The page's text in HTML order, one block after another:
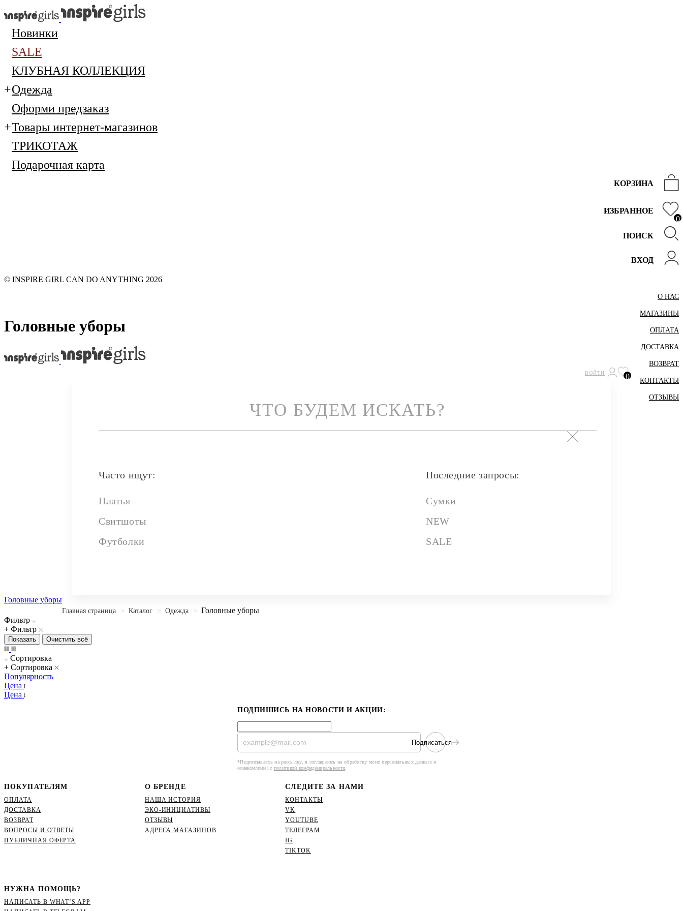
Новинки
SALE
КЛУБНАЯ КОЛЛЕКЦИЯ
Одежда
Оформи предзаказ
Товары интернет-магазинов
ТРИКОТАЖ
Подарочная карта
КОРЗИНА
ИЗБРАННОЕ
0
ПОИСК
ВХОД
© INSPIRE GIRL CAN DO ANYTHING 2026
О НАС
МАГАЗИНЫ
ОПЛАТА
ДОСТАВКА
ВОЗВРАТ
КОНТАКТЫ
ОТЗЫВЫ
Головные уборы
ВОЙТИ 0
Часто ищут:
Платья
Свитшоты
Футболки
Последние запросы:
Сумки
NEW
SALE
Головные уборы
Главная страница Каталог Одежда
Головные уборы
Фильтр
+ Фильтр
Сортировка
+ Сортировка
Популярность
Цена
Цена
ПОДПИШИСЬ НА НОВОСТИ И АКЦИИ:
Подписаться
*Подписываясь на рассылку, я соглашаюсь на обработку моих персональных данных и
ознакомлен(а) с политикой конфиденциальности
ПОКУПАТЕЛЯМ
ОПЛАТА
ДОСТАВКА
ВОЗВРАТ
ВОПРОСЫ И ОТВЕТЫ
ПУБЛИЧНАЯ ОФЕРТА
О БРЕНДЕ
НАША ИСТОРИЯ
ЭКО-ИНИЦИАТИВЫ
ОТЗЫВЫ
АДРЕСА МАГАЗИНОВ
СЛЕДИТЕ ЗА НАМИ
КОНТАКТЫ
VK
YOUTUBE
ТЕЛЕГРАМ
IG
TIKTOK
НУЖНА ПОМОЩЬ?
НАПИСАТЬ В WHAT’S APP